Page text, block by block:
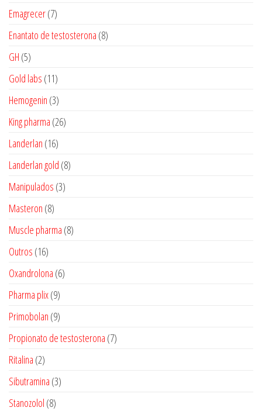
produtos
Emagrecer 77
produtos
Enantato de testosterona 88
GH 55
produtos
Gold labs 1111
produtos
Hemogenin 33
produtos
King pharma 2626
Landerlan 1616
produtos
Landerlan gold 88
Manipulados 33
Masteron 88
produtos
Muscle pharma 88
Outros 1616
produtos
Oxandrolona 66
Pharma plix 99
produtos
Primobolan 99
produtos
Propionato de testosterona 77
Ritalina 22
produtos
Sibutramina 33
Stanozolol 88